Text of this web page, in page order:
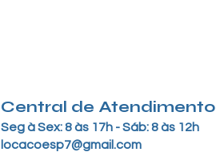
Central de Atendimento
Seg à Sex: 8 às 17h - Sáb: 8 às 12h
locacoesp7@gmail.com